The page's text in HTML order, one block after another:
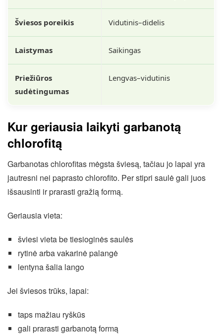
Šviesos poreikis Vidutinis–didelis
Laistymas Saikingas
Priežiūros
sudėtingumas
Lengvas–vidutinis
Kur geriausia laikyti garbanotą
chlorofitą
Garbanotas chlorofitas mėgsta šviesą, tačiau jo lapai yra
jautresni nei paprasto chlorofito. Per stipri saulė gali juos
išsausinti ir prarasti gražią formą.
Geriausia vieta:
šviesi vieta be tiesioginės saulės
rytinė arba vakarinė palangė
lentyna šalia lango
Jei šviesos trūks, lapai:
taps mažiau ryškūs
gali prarasti garbanotą formą